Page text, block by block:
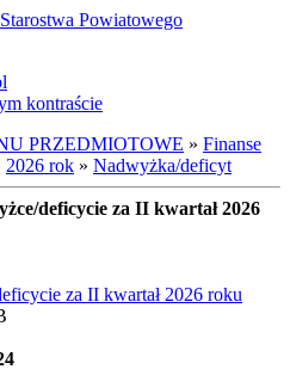
Powiatowego
PRZEDMIOTOWE » Finanse
2026 rok » Nadwyżka/deficyt
deficycie za II kwartał 2026
za II kwartał 2026 roku